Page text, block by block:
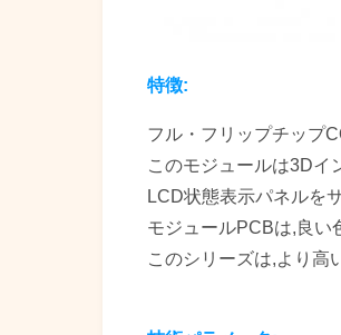
特徴:
フル・フリップチップ
このモジュールは3Dイ
LCD状態表示パネルを
モジュールPCBは,良い
このシリーズは,より高